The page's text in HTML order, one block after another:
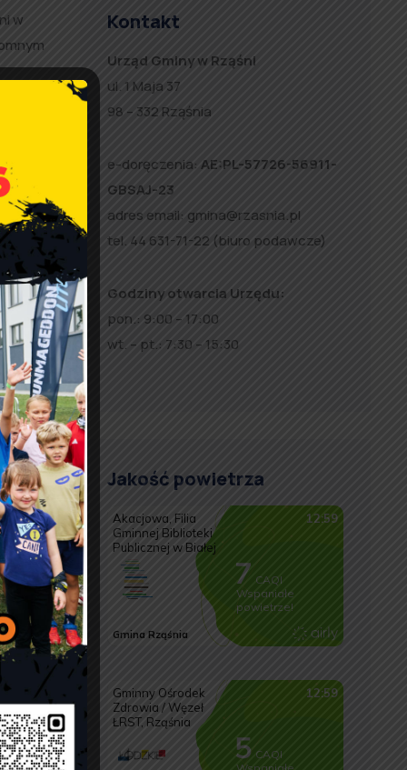
w
Kontakt
Urząd Gminy w Rząśni
ul. 1 Maja 37
98 – 332 Rząśnia
e-doręczenia: AE:PL-57726-56911-
GBSAJ-23
adres email: gmina@rzasnia.pl
tel. 44 631-71-22 (biuro podawcze)
Godziny otwarcia Urzędu:
pon.: 9:00 – 17:00
wt. – pt.: 7:30 – 15:30
Jakość powietrza